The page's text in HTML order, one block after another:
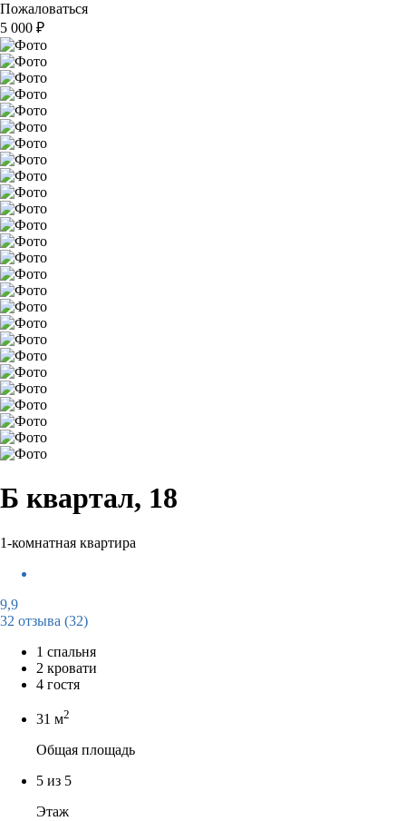
Пожаловаться
5 000 ₽
Б квартал, 18
1-комнатная квартира
9,9
32 отзыва (32)
1 спальня
2 кровати
4 гостя
31 м2
Общая площадь
5 из 5
Этаж